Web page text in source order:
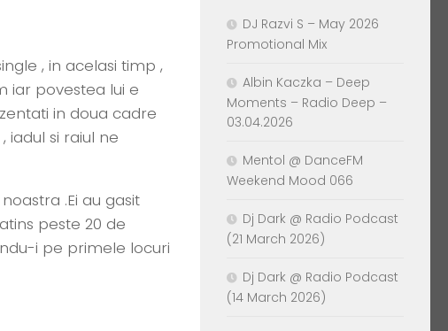
, in acelasi timp ,
iar povestea lui e
in doua cadre
iadul si raiul ne
.Ei au gasit
peste 20 de
i pe primele locuri
DJ Razvi S – May 2026
Promotional Mix
Albin Kaczka – Deep
Moments – Radio Deep –
03.04.2026
Mentol @ DanceFM
Weekend Mood 066
Dj Dark @ Radio Podcast
(21 March 2026)
Dj Dark @ Radio Podcast
(14 March 2026)